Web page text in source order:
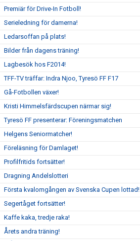
Premiär för Drive-In Fotboll!
Serieledning för damerna!
Ledarsoffan på plats!
Bilder från dagens träning!
Lagbesök hos F2014!
TFF-TV träffar: Indra Njoo, Tyresö FF F17
Gå-Fotbollen växer!
Kristi Himmelsfärdscupen närmar sig!
Tyresö FF presenterar: Föreningsmatchen
Helgens Seniormatcher!
Föreläsning för Damlaget!
Profilfritids fortsätter!
Dragning Andelslotteri
Första kvalomgången av Svenska Cupen lottad!
Segertåget fortsätter!
Kaffe kaka, tredje raka!
Årets andra träning!